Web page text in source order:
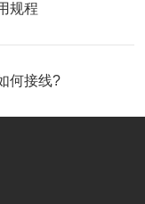
规程
何接线?